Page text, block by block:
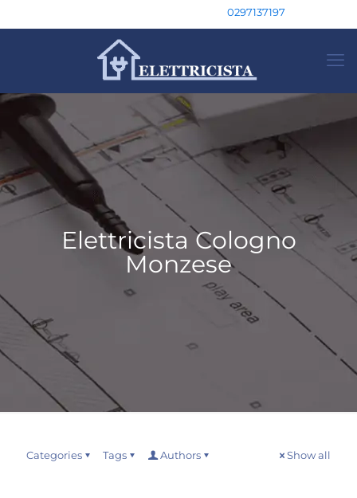
0297137197
Elettricista Cologno
Monzese
Categories Tags Authors Show all